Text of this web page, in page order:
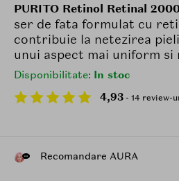
PURITO Retinol Retinal
ser de fata formulat cu
contribuie la netezirea
unui aspect mai uniform si
Disponibilitate: In stoc
4,93 - 14 review-
Recomandare AURA